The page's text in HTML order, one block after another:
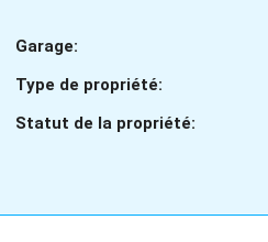
Garage:
Type de propriété:
Statut de la propriété: